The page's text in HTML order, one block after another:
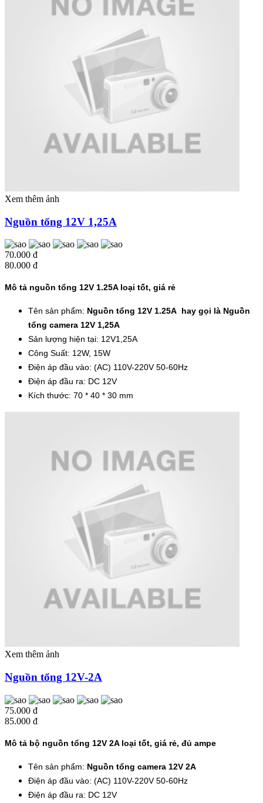
Xem thêm ảnh
Nguồn tổng 12V 1,25A
70.000 đ
80.000 đ
Mô tả nguồn tổng 12V 1.25A loại tốt, giá rẻ
Tên sản phẩm: Nguồn tổng 12V 1.25A hay gọi là Nguồn
tổng camera 12V 1,25A
Sản lượng hiện tại: 12V1,25A
Công Suất: 12W, 15W
Điện áp đầu vào: (AC) 110V-220V 50-60Hz
Điện áp đầu ra: DC 12V
Kích thước: 70 * 40 * 30 mm
Xem thêm ảnh
Nguồn tổng 12V-2A
75.000 đ
85.000 đ
Mô tả bộ nguồn tổng 12V 2A loại tốt, giá rẻ, đủ ampe
Tên sản phẩm: Nguồn tổng camera 12V 2A
Điện áp đầu vào: (AC) 110V-220V 50-60Hz
Điện áp đầu ra: DC 12V